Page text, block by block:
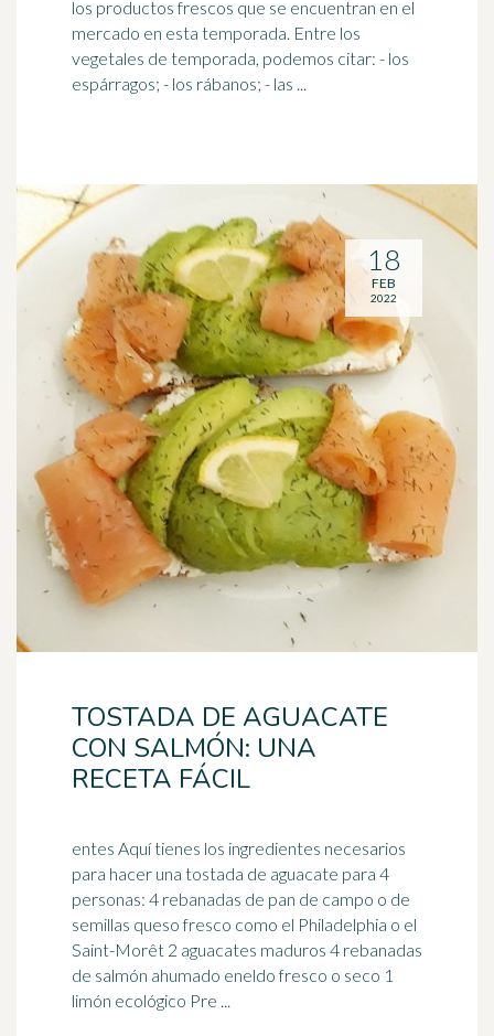
los productosfrescos que se encuentran en el
mercado en esta temporada. Entre los
vegetales de temporada, podemos citar: - los
espárragos; - los rábanos; - las ...
TOSTADA DE AGUACATE
CON SALMÓN: UNA
RECETA FÁCIL
entes Aquí tienes los ingredientes necesarios
para hacer una tostada de aguacate para 4
personas: 4 rebanadas de pan de campo o de
semillas quesofresco como el Philadelphia o el
Saint-Morêt 2 aguacates maduros 4 rebanadas
de salmón ahumado eneldo fresco o seco 1
limón ecológico Pre ...
18
FEB
2022